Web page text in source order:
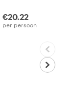
€20.22
per persoon